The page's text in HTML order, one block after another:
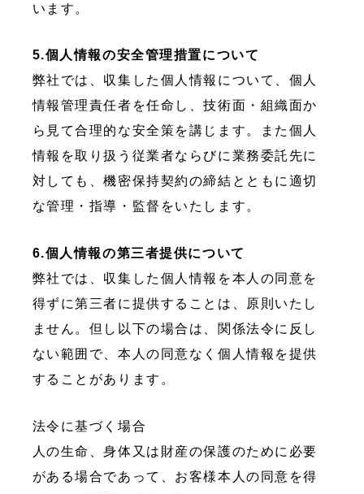
います。
5.個人情報の安全管理措置について
弊社では、収集した個人情報について、個人
情報管理責任者を任命し、技術面・組織面か
ら見て合理的な安全策を講じます。また個人
情報を取り扱う従業者ならびに業務委託先に
対しても、機密保持契約の締結とともに適切
な管理・指導・監督をいたします。
6.個人情報の第三者提供について
弊社では、収集した個人情報を本人の同意を
得ずに第三者に提供することは、原則いたし
ません。但し以下の場合は、関係法令に反し
ない範囲で、本人の同意なく個人情報を提供
することがあります。
法令に基づく場合
人の生命、身体又は財産の保護のために必要
がある場合であって、お客様本人の同意を得